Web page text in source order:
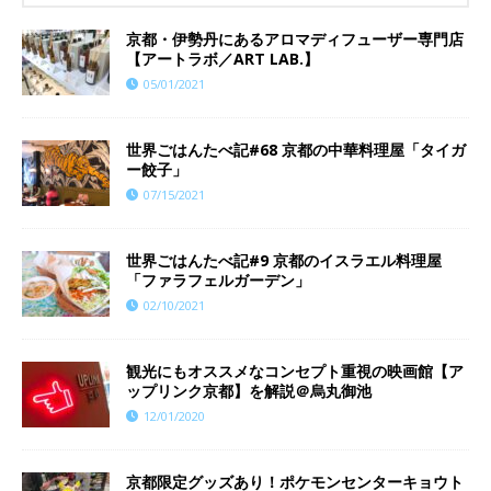
京都・伊勢丹にあるアロマディフューザー専門店
【アートラボ／ART LAB.】
05/01/2021
世界ごはんたべ記#68 京都の中華料理屋「タイガ
ー餃子」
07/15/2021
世界ごはんたべ記#9 京都のイスラエル料理屋
「ファラフェルガーデン」
02/10/2021
観光にもオススメなコンセプト重視の映画館【ア
ップリンク京都】を解説＠烏丸御池
12/01/2020
京都限定グッズあり！ポケモンセンターキョウト